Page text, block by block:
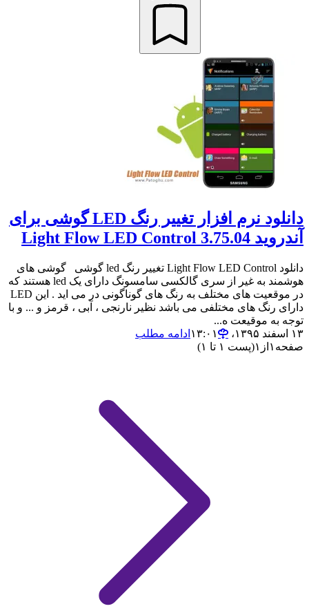
دانلود نرم افزار تغییر رنگ LED گوشی برای
آندروید Light Flow LED Control 3.75.04
دانلود Light Flow LED Control تغییر رنگ led گوشی گوشی های
هوشمند به غیر از سری گالکسی سامسونگ دارای یک led هستند که
در موقعیت های مختلف به رنگ های گوناگونی در می اید . این LED
دارای رنگ های مختلفی می باشد نظیر نارنجی ، آبی ، قرمز و ... و با
توجه به موقیعت ه...
۱۳ اسفند ۱۳۹۵،‏ ۱۳:۰۱
ادامه مطلب
صفحه ۱ از ۱(پست ۱ تا ۱)